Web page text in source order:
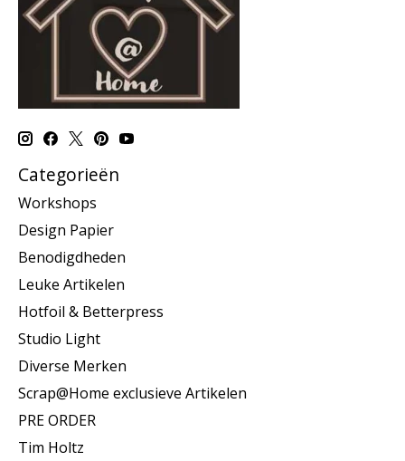
Categorieën
Workshops
Design Papier
Benodigdheden
Leuke Artikelen
Hotfoil & Betterpress
Studio Light
Diverse Merken
Scrap@Home exclusieve Artikelen
PRE ORDER
Tim Holtz